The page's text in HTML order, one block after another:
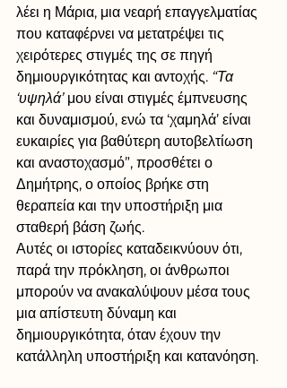
λέει η Μάρια, μια νεαρή επαγγελματίας
που καταφέρνει να μετατρέψει τις
χειρότερες στιγμές της σε πηγή
δημιουργικότητας και αντοχής. “Τα
‘υψηλά’ μου είναι στιγμές έμπνευσης
και δυναμισμού, ενώ τα ‘χαμηλά’ είναι
ευκαιρίες για βαθύτερη αυτοβελτίωση
και αναστοχασμό”, προσθέτει ο
Δημήτρης, ο οποίος βρήκε στη
θεραπεία και την υποστήριξη μια
σταθερή βάση ζωής.
Αυτές οι ιστορίες καταδεικνύουν ότι,
παρά την πρόκληση, οι άνθρωποι
μπορούν να ανακαλύψουν μέσα τους
μια απίστευτη δύναμη και
δημιουργικότητα, όταν έχουν την
κατάλληλη υποστήριξη και κατανόηση.